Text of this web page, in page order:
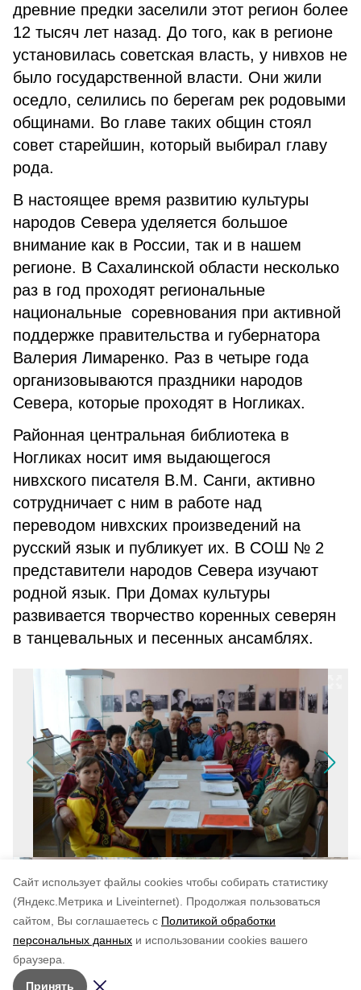
Cайт использует файлы cookies чтобы собирать статистику
(Яндекс.Метрика и Liveinternet).
Продолжая пользоваться
сайтом, Вы соглашаетесь с Политикой обработки
персональных данных и использовании cookies вашего
браузера.
Принять
древние предки заселили этот регион более
12 тысяч лет назад. До того, как в регионе
установилась советская власть, у нивхов не
было государственной власти. Они жили
оседло, селились по берегам рек родовыми
общинами. Во главе таких общин стоял
совет старейшин, который выбирал главу
рода.
В настоящее время развитию культуры
народов Севера уделяется большое
внимание как в России, так и в нашем
регионе. В Сахалинской области несколько
раз в год проходят региональные
национальные соревнования при активной
поддержке правительства и губернатора
Валерия Лимаренко. Раз в четыре года
организовываются праздники народов
Севера, которые проходят в Ногликах.
Районная центральная библиотека в
Ногликах носит имя выдающегося
нивхского писателя В.М. Санги, активно
сотрудничает с ним в работе над
переводом нивхских произведений на
русский язык и публикует их. В СОШ № 2
представители народов Севера изучают
родной язык. При Домах культуры
развивается творчество коренных северян
в танцевальных и песенных ансамблях.
по оценке
5